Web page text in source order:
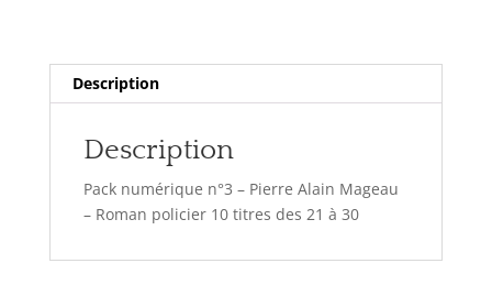
Description
Description
Pack numérique n°3 – Pierre Alain Mageau
– Roman policier 10 titres des 21 à 30